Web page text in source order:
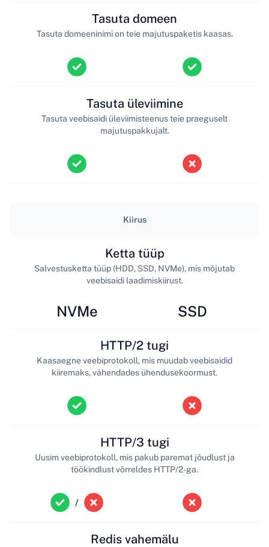
Tasuta domeen
Tasuta domeeninimi on teie majutuspaketis kaasas.
Tasuta üleviimine
Tasuta veebisaidi üleviimisteenus teie praeguselt
majutuspakkujalt.
Kiirus
NVMe
Ketta tüüp
Salvestusketta tüüp (HDD, SSD, NVMe), mis mõjutab
veebisaidi laadimiskiirust.
SSD
HTTP/2 tugi
Kaasaegne veebiprotokoll, mis muudab veebisaidid
kiiremaks, vähendades ühendusekoormust.
/
HTTP/3 tugi
Uusim veebiprotokoll, mis pakub paremat jõudlust ja
töökindlust võrreldes HTTP/2-ga.
Redis vahemälu